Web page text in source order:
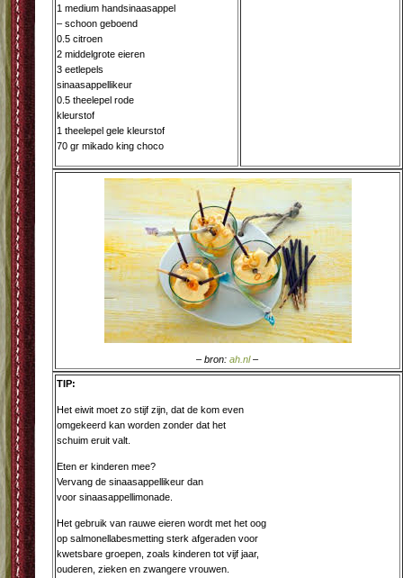
1 medium handsinaasappel
– schoon geboend
0.5 citroen
2 middelgrote eieren
3 eetlepels
sinaasappellikeur
0.5 theelepel rode
kleurstof
1 theelepel gele kleurstof
70 gr mikado king choco
– bron:ah.nl–
TIP:
Het eiwit moet zo stijf zijn, dat de kom even
omgekeerd kan worden zonder dat het
schuim eruit valt.
Eten er kinderen mee?
Vervang de sinaasappellikeur dan
voor sinaasappellimonade.
Het gebruik van rauwe eieren wordt met het oog
op salmonellabesmetting sterk afgeraden voor
kwetsbare groepen, zoals kinderen tot vijf jaar,
ouderen, zieken en zwangere vrouwen.